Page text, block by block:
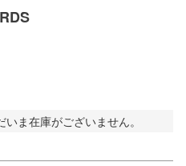
ま在庫がございません。